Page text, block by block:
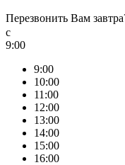
Перезвонить Вам
c
9:00
9:00
10:00
11:00
12:00
13:00
14:00
15:00
16:00